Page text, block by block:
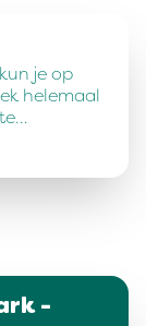
je op
helemaal
-